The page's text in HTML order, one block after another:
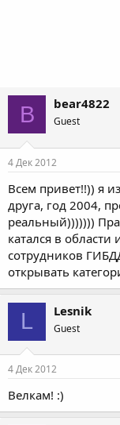
B bear4822
Guest
4 Дек 2012
Всем привет!!)) я
друга, год 2004,
реальный)))))))
катался в
сотрудников
открывать
L Lesnik
Guest
4 Дек 2012
Велкам! :)